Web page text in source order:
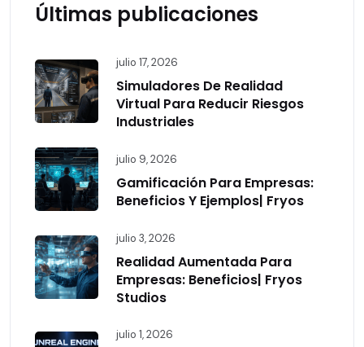
Últimas publicaciones
julio 17, 2026
Simuladores De Realidad
Virtual Para Reducir Riesgos
Industriales
julio 9, 2026
Gamificación Para Empresas:
Beneficios Y Ejemplos| Fryos
julio 3, 2026
Realidad Aumentada Para
Empresas: Beneficios| Fryos
Studios
julio 1, 2026